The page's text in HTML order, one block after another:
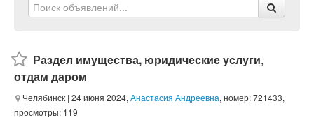
Услуги
Раздел имущества, юридические услуги,
отдам даром
Челябинск | 24 июня 2024, Анастасия Андреевна, номер: 721433,
просмотры: 119